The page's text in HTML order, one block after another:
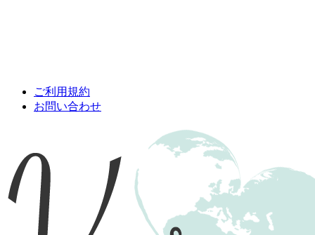
ご利用規約
お問い合わせ